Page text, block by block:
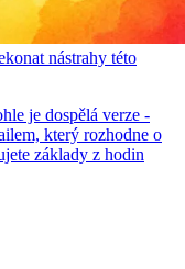
nástrahy této
je dospělá verze -
který rozhodne o
základy z hodin